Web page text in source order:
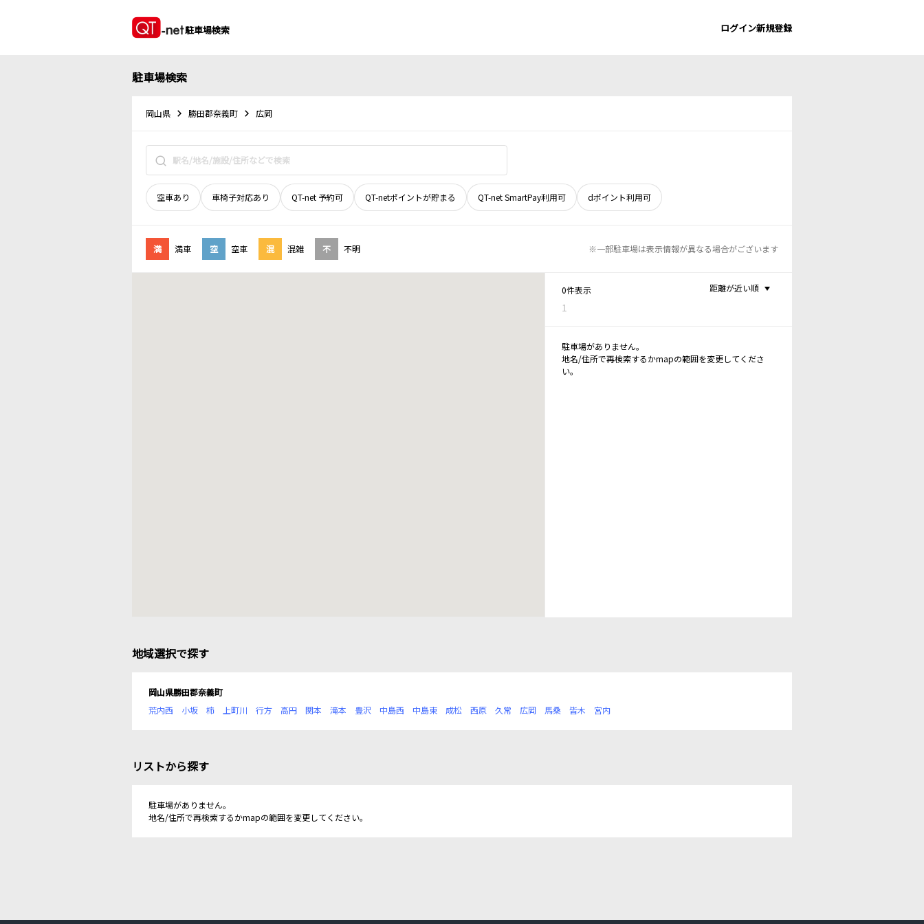
駐車場検索 ログイン新規登録
駐車場検索
岡山県 勝田郡奈義町 広岡
空車あり 車椅子対応あり QT-net 予約可 QT-netポイントが貯まる QT-net SmartPay利用可 dポイント利用可
満 満車 空 空車 混 混雑 不 不明 ※一部駐車場は表示情報が異なる場合がございます
0件表示
1
距離が近い順
駐車場がありません。
地名/住所で再検索するかmapの範囲を変更してくださ
い。
地域選択で探す
岡山県勝田郡奈義町
荒内西
小坂 柿 上町川 行方 高円 関本 滝本 豊沢 中島西 中島東 成松 西原 久常 広岡 馬桑 皆木 宮内
リストから探す
駐車場がありません。
地名/住所で再検索するかmapの範囲を変更してください。